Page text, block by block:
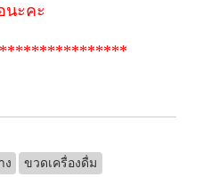
นะคะ
ง ขวดเครื่องดื่ม